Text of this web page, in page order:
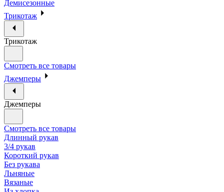
Демисезонные
Трикотаж
Трикотаж
Смотреть все товары
Джемперы
Джемперы
Смотреть все товары
Длинный рукав
3/4 рукав
Короткий рукав
Без рукава
Льняные
Вязаные